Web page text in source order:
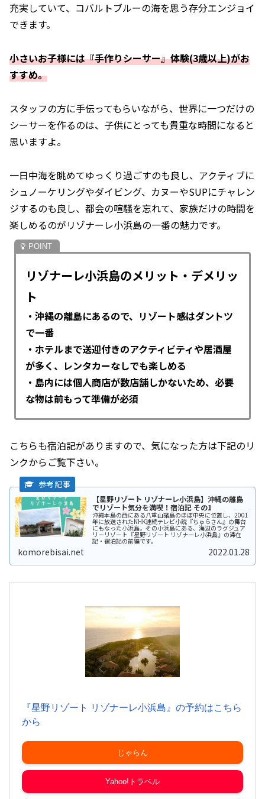
充実していて、コバルトブルーの海を思う存分エンジョイ
できます。
小さいお子様には『手作りシーサー』体験(3歳以上)がお
すすめ。
スタッフの方に手伝ってもらいながら、世界に一つだけの
シーサーを作るのは、子供にとっても貴重な時間になると
思いますよ。
一日中海を眺めてゆっくり過ごすのも良し、アクティブに
シュノーケリングやダイビング、カヌーやSUPにチャレン
ジするのも良し、都会の喧騒を忘れて、家族だけの時間を
楽しめるのがリゾナーレ小浜島の一番の魅力です。
リゾナーレ小浜島のメリット・デメリッ
ト
・沖縄の離島にあるので、リゾート感はダントツ
で一番
・ホテルまで送迎付きのアクティビティや居酒屋
が多く、レンタカーなしでも楽しめる
・島内には個人商店が数店舗しかないため、必要
な物は前もって準備が必須
こちらも宿泊記がありますので、気になった方は下記のリ
ンクからご覧下さい。
【星野リゾート リゾナーレ小浜島】沖縄の離島
でリゾート気分を満喫！宿泊記 その1
沖縄本島の西にある八重山諸島のほぼ中央に位置し、2001
年に放送されたNHK連続テレビ小説『ちゅらさん』の舞台
にもなった小浜島。その小浜島にある、海辺のラグジュア
リーリゾート『星野リゾート リゾナーレ小浜島』の滞在
記・宿泊記の前編です。
komorebisai.net 2022.01.28
『星野リゾート リゾナーレ小浜島』の予約はこちら
から
じゃらん
Yahoo!トラベル